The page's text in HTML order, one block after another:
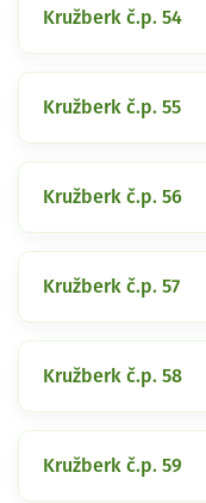
Kružberk č.p. 54
Kružberk č.p. 55
Kružberk č.p. 56
Kružberk č.p. 57
Kružberk č.p. 58
Kružberk č.p. 59